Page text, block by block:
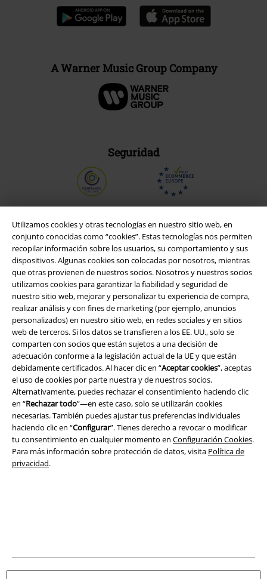
Utilizamos cookies y otras tecnologías en nuestro sitio web, en
conjunto conocidas como “cookies”. Estas tecnologías nos permiten
recopilar información sobre los usuarios, su comportamiento y sus
dispositivos. Algunas cookies son colocadas por nosotros, mientras
que otras provienen de nuestros socios. Nosotros y nuestros socios
utilizamos cookies para garantizar la fiabilidad y seguridad de
nuestro sitio web, mejorar y personalizar tu experiencia de compra,
realizar análisis y con fines de marketing (por ejemplo, anuncios
personalizados) en nuestro sitio web, en redes sociales y en sitios
web de terceros. Si los datos se transfieren a los EE. UU., solo se
comparten con socios que están sujetos a una decisión de
adecuación conforme a la legislación actual de la UE y que están
debidamente certificados. Al hacer clic en “Aceptar cookies”, aceptas
el uso de cookies por parte nuestra y de nuestros socios.
Alternativamente, puedes rechazar el consentimiento haciendo clic
en “Rechazar todo”—en este caso, solo se utilizarán cookies
necesarias. También puedes ajustar tus preferencias individuales
haciendo clic en “Configurar”. Tienes derecho a revocar o modificar
tu consentimiento en cualquier momento en Configuración Cookies.
Para más información sobre protección de datos, visita Política de
privacidad.
A Warner Music Group Company
Seguridad
Legal
Términos y Condiciones
Aviso Legal
Ley protección de datos
Eliminación de residuos y protección del medioambiente
Declaración de Conformidad